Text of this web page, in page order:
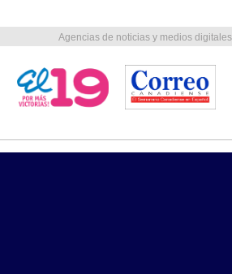
Agencias de noticias y medios digitales